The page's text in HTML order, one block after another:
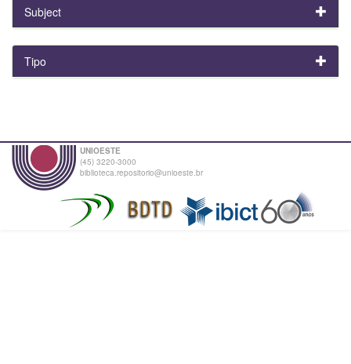
Subject
Tipo
UNIOESTE
(45) 3220-3000
biblioteca.repositorio@unioeste.br